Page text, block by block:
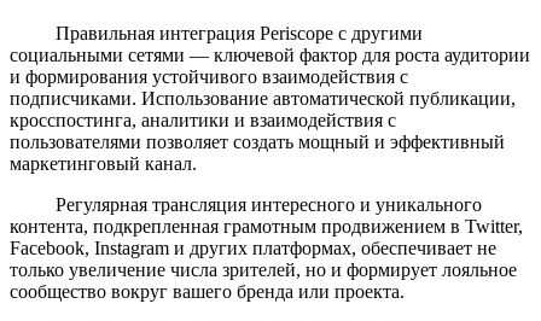
Правильная интеграция Periscope с другими
социальными сетями — ключевой фактор для роста аудитории
и формирования устойчивого взаимодействия с
подписчиками. Использование автоматической публикации,
кросспостинга, аналитики и взаимодействия с
пользователями позволяет создать мощный и эффективный
маркетинговый канал.
Регулярная трансляция интересного и уникального
контента, подкрепленная грамотным продвижением в Twitter,
Facebook, Instagram и других платформах, обеспечивает не
только увеличение числа зрителей, но и формирует лояльное
сообщество вокруг вашего бренда или проекта.